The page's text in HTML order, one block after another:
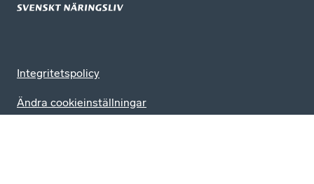
Integritetspolicy
Ändra cookieinställningar